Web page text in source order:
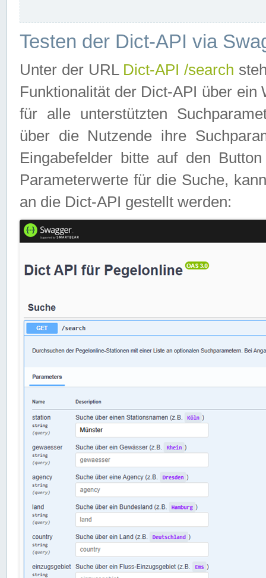
Testen der Dict-API via
Unter der URL Dict-API /search
Funktionalität der Dict-API über
für alle unterstützten
über die Nutzende ihre
Eingabefelder bitte auf den
Parameterwerte für die Suche,
an die Dict-API gestellt werden: